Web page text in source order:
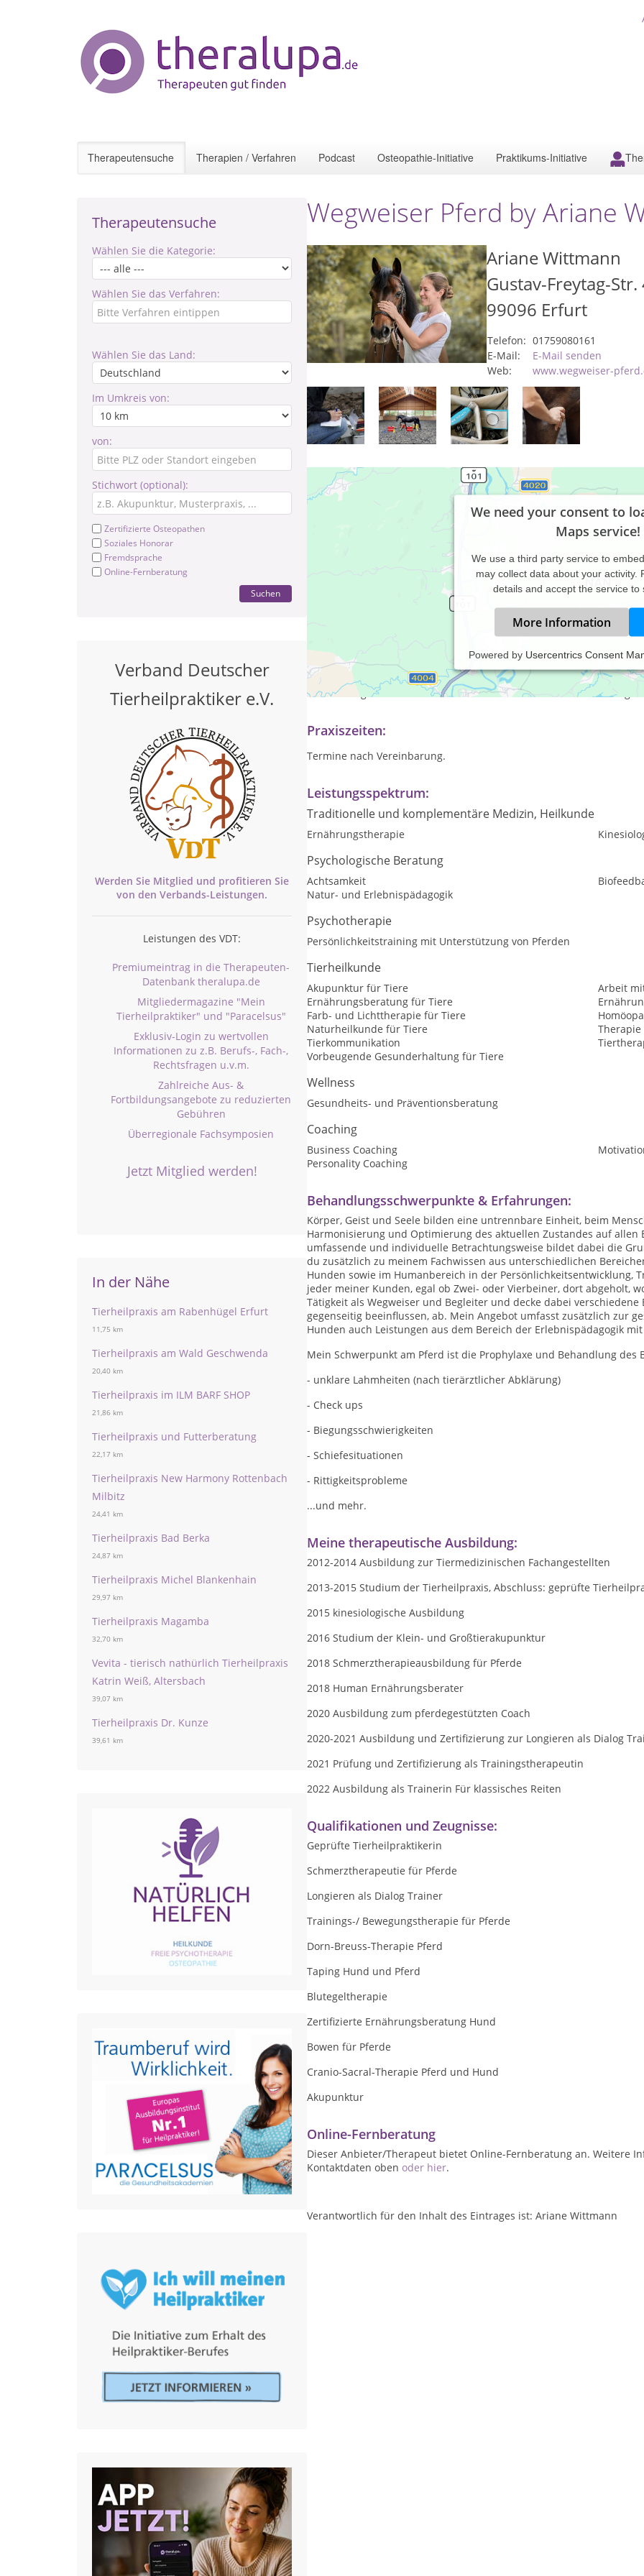
Therapeutensuche Therapien / Verfahren Podcast Osteopathie-Initiative Praktikums-Initiative
Therapeutensuche
Wählen Sie die Kategorie:
Wählen Sie das Verfahren:
Wählen Sie das Land:
Im Umkreis von:
von:
Stichwort (optional):
Zertifizierte Osteopathen
Soziales Honorar
Fremdsprache
Online-Fernberatung
Suchen
Verband Deutscher
Tierheilpraktiker e.V.
Werden Sie Mitglied und profitieren Sie
von den Verbands-Leistungen.
Leistungen des VDT:
Premiumeintrag in die Therapeuten-
Datenbank theralupa.de
Mitgliedermagazine "Mein
Tierheilpraktiker" und "Paracelsus"
Exklusiv-Login zu wertvollen
Informationen zu z.B. Berufs-, Fach-,
Rechtsfragen u.v.m.
Zahlreiche Aus- &
Fortbildungsangebote zu reduzierten
Gebühren
Überregionale Fachsymposien
Jetzt Mitglied werden!
In der Nähe
Tierheilpraxis am Rabenhügel Erfurt
11,75 km
Tierheilpraxis am Wald Geschwenda
20,40 km
Tierheilpraxis im ILM BARF SHOP
21,86 km
Tierheilpraxis und Futterberatung
22,17 km
Tierheilpraxis New Harmony Rottenbach
Milbitz
24,41 km
Tierheilpraxis Bad Berka
24,87 km
Tierheilpraxis Michel Blankenhain
29,97 km
Tierheilpraxis Magamba
32,70 km
Vevita - tierisch nathürlich Tierheilpraxis
Katrin Weiß, Altersbach
39,07 km
Tierheilpraxis Dr. Kunze
39,61 km
Wegweiser Pferd by Ariane
Ariane Wittmann
Gustav-Freytag-Str.
99096 Erfurt
Telefon: 01759080161
E-Mail:
E-Mail senden
Web:
www.wegweiser-
We need your consent to
Maps service!
We use a third party service to
may collect data about your activity.
details and accept the service to
More Information
Powered by Usercentrics Consent
Mein Angebot umfasst sowohl Leistungen aus dem therapeutischen
Pferdetraining und pferdegestütztes Coaching/ Erlebnispädagogik
Betrachtungsweise des Individuums und zielführende Entwicklung
Praxiszeiten:
Termine nach Vereinbarung.
Leistungsspektrum:
Traditionelle und komplementäre Medizin, Heilkunde
Ernährungstherapie
Psychologische Beratung
Achtsamkeit
Natur- und Erlebnispädagogik
Psychotherapie
Persönlichkeitstraining mit Unterstützung von Pferden
Tierheilkunde
Akupunktur für Tiere
Arbeit
Ernährungsberatung für Tiere
Farb- und Lichttherapie für Tiere
Naturheilkunde für Tiere
Tierkommunikation
Vorbeugende Gesunderhaltung für Tiere
Wellness
Gesundheits- und Präventionsberatung
Coaching
Business Coaching
Personality Coaching
Behandlungsschwerpunkte & Erfahrungen:
Körper, Geist und Seele bilden eine untrennbare Einheit, beim
Harmonisierung und Optimierung des aktuellen Zustandes auf allen
umfassende und individuelle Betrachtungsweise bildet dabei die
du zusätzlich zu meinem Fachwissen aus unterschiedlichen
Hunden sowie im Humanbereich in der Persönlichkeitsentwicklung,
jeder meiner Kunden, egal ob Zwei- oder Vierbeiner, dort abgeholt,
Tätigkeit als Wegweiser und Begleiter und decke dabei
gegenseitig beeinflussen, ab. Mein Angebot umfasst zusätzlich zur
Hunden auch Leistungen aus dem Bereich der Erlebnispädagogik
Mein Schwerpunkt am Pferd ist die Prophylaxe und Behandlung des
- unklare Lahmheiten (nach tierärztlicher Abklärung)
- Check ups
- Biegungsschwierigkeiten
- Schiefesituationen
- Rittigkeitsprobleme
...und mehr.
Meine therapeutische Ausbildung:
2012-2014 Ausbildung zur Tiermedizinischen Fachangestellten
2013-2015 Studium der Tierheilpraxis, Abschluss: geprüfte
2015 kinesiologische Ausbildung
2016 Studium der Klein- und Großtierakupunktur
2018 Schmerztherapieausbildung für Pferde
2018 Human Ernährungsberater
2020 Ausbildung zum pferdegestützten Coach
2020-2021 Ausbildung und Zertifizierung zur Longieren als Dialog
2021 Prüfung und Zertifizierung als Trainingstherapeutin
2022 Ausbildung als Trainerin Für klassisches Reiten
Qualifikationen und Zeugnisse:
Geprüfte Tierheilpraktikerin
Schmerztherapeutie für Pferde
Longieren als Dialog Trainer
Trainings-/ Bewegungstherapie für Pferde
Dorn-Breuss-Therapie Pferd
Taping Hund und Pferd
Blutegeltherapie
Zertifizierte Ernährungsberatung Hund
Bowen für Pferde
Cranio-Sacral-Therapie Pferd und Hund
Akupunktur
Online-Fernberatung
Dieser Anbieter/Therapeut bietet Online-Fernberatung an. Weitere
Kontaktdaten oben oder hier.
Verantwortlich für den Inhalt des Eintrages ist: Ariane Wittmann